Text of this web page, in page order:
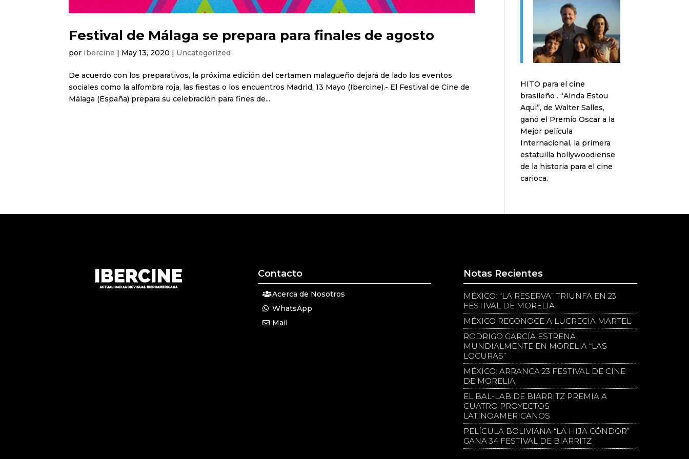
Festival de Málaga se prepara para finales de agosto
por Ibercine | May 13, 2020 | Uncategorized
De acuerdo con los preparativos, la próxima edición del certamen malagueño dejará de lado los eventos
sociales como la alfombra roja, las fiestas o los encuentros Madrid, 13 Mayo (Ibercine).- El Festival de Cine de
Málaga (España) prepara su celebración para fines de...
HITO para el cine
brasileño . “Ainda Estou
Aqui”, de Walter Salles,
ganó el Premio Oscar a la
Mejor película
Internacional, la primera
estatuilla hollywoodiense
de la historia para el cine
carioca.
Contacto
Acerca de Nosotros
WhatsApp
Mail
Notas Recientes
MÉXICO: “LA RESERVA” TRIUNFA EN 23
FESTIVAL DE MORELIA
MÉXICO RECONOCE A LUCRECIA MARTEL
RODRIGO GARCÍA ESTRENA
MUNDIALMENTE EN MORELIA “LAS
LOCURAS”
MÉXICO: ARRANCA 23 FESTIVAL DE CINE
DE MORELIA
EL BAL-LAB DE BIARRITZ PREMIA A
CUATRO PROYECTOS
LATINOAMERICANOS
PELÍCULA BOLIVIANA “LA HIJA CÓNDOR”
GANA 34 FESTIVAL DE BIARRITZ